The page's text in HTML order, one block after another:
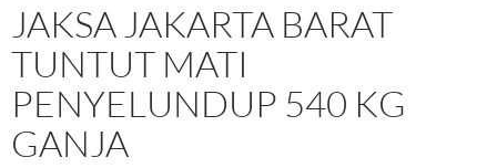
JAKSA JAKARTA BARAT
TUNTUT MATI
PENYELUNDUP 540 KG
GANJA